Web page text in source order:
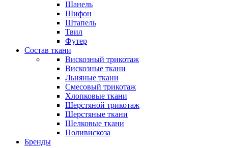
Шанель
Шифон
Штапель
Твил
Футер
Состав ткани
Вискозный трикотаж
Вискозные ткани
Льняные ткани
Смесовый трикотаж
Хлопковые ткани
Шерстяной трикотаж
Шерстяные ткани
Шелковые ткани
Поливискоза
Бренды